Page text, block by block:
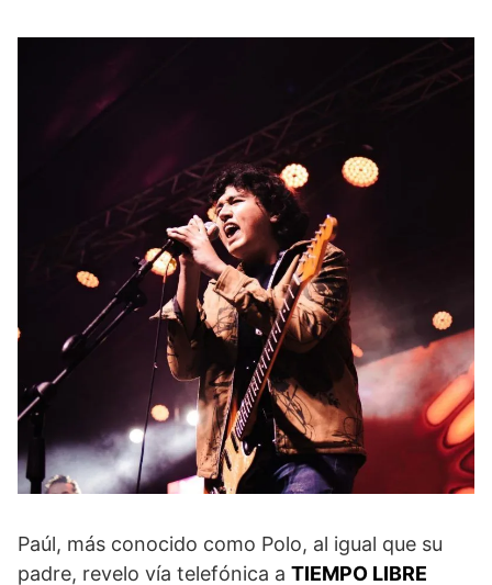
Paúl, más conocido como Polo, al igual que su
padre, revelo vía telefónica a TIEMPO LIBRE